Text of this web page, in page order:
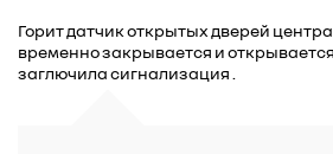
Горит датчик открытых дверей
временно закрывается и открывается
заглючила сигнализация .